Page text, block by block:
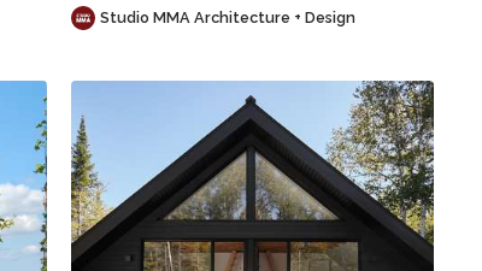
Studio MMA Architecture + Design